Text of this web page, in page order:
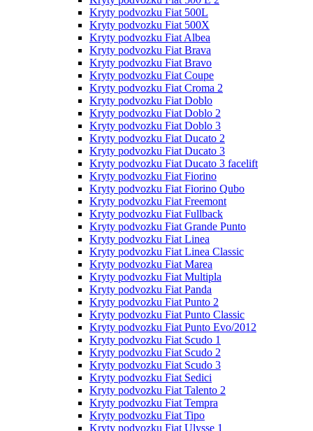
Kryty podvozku Fiat 500L
Kryty podvozku Fiat 500X
Kryty podvozku Fiat Albea
Kryty podvozku Fiat Brava
Kryty podvozku Fiat Bravo
Kryty podvozku Fiat Coupe
Kryty podvozku Fiat Croma 2
Kryty podvozku Fiat Doblo
Kryty podvozku Fiat Doblo 2
Kryty podvozku Fiat Doblo 3
Kryty podvozku Fiat Ducato 2
Kryty podvozku Fiat Ducato 3
Kryty podvozku Fiat Ducato 3 facelift
Kryty podvozku Fiat Fiorino
Kryty podvozku Fiat Fiorino Qubo
Kryty podvozku Fiat Freemont
Kryty podvozku Fiat Fullback
Kryty podvozku Fiat Grande Punto
Kryty podvozku Fiat Linea
Kryty podvozku Fiat Linea Classic
Kryty podvozku Fiat Marea
Kryty podvozku Fiat Multipla
Kryty podvozku Fiat Panda
Kryty podvozku Fiat Punto 2
Kryty podvozku Fiat Punto Classic
Kryty podvozku Fiat Punto Evo/2012
Kryty podvozku Fiat Scudo 1
Kryty podvozku Fiat Scudo 2
Kryty podvozku Fiat Scudo 3
Kryty podvozku Fiat Sedici
Kryty podvozku Fiat Talento 2
Kryty podvozku Fiat Tempra
Kryty podvozku Fiat Tipo
Kryty podvozku Fiat Ulysse 1